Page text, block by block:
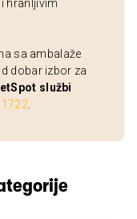
hranljivim
sa ambalaže
dobar izbor za
službi